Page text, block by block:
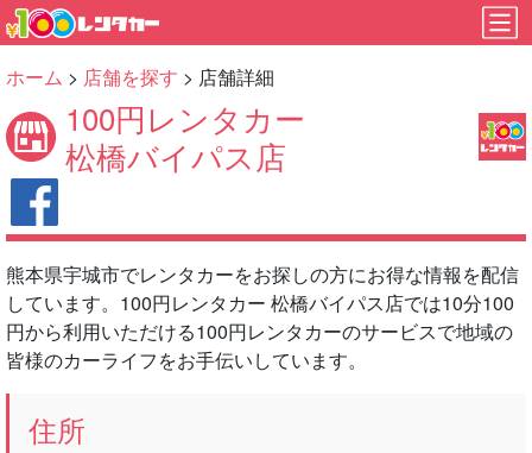
ホーム > 店舗を探す > 店舗詳細
100円レンタカー
松橋バイパス店
熊本県宇城市でレンタカーをお探しの方にお得な情報を配信
しています。100円レンタカー 松橋バイパス店では10分100
円から利用いただける100円レンタカーのサービスで地域の
皆様のカーライフをお手伝いしています。
住所